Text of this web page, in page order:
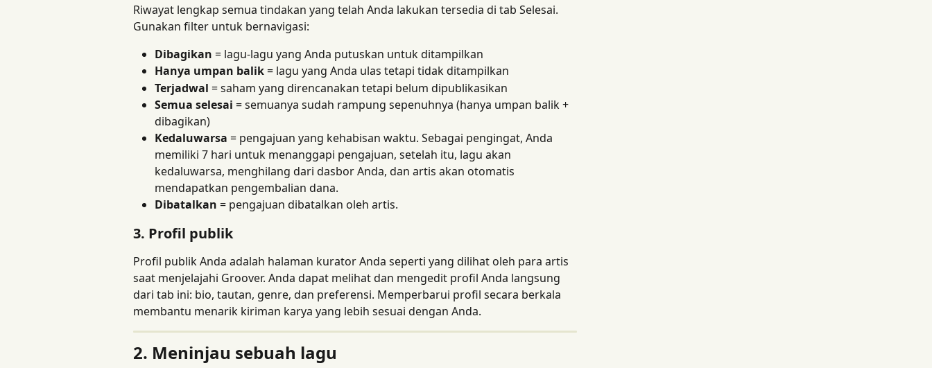
Riwayat lengkap semua tindakan yang telah Anda lakukan tersedia di tab Selesai.
Gunakan filter untuk bernavigasi:
Dibagikan = lagu-lagu yang Anda putuskan untuk ditampilkan
Hanya umpan balik = lagu yang Anda ulas tetapi tidak ditampilkan
Terjadwal = saham yang direncanakan tetapi belum dipublikasikan
Semua selesai = semuanya sudah rampung sepenuhnya (hanya umpan balik +
dibagikan)
Kedaluwarsa = pengajuan yang kehabisan waktu. Sebagai pengingat, Anda
memiliki 7 hari untuk menanggapi pengajuan, setelah itu, lagu akan
kedaluwarsa, menghilang dari dasbor Anda, dan artis akan otomatis
mendapatkan pengembalian dana.
Dibatalkan = pengajuan dibatalkan oleh artis.
3. Profil publik
Profil publik Anda adalah halaman kurator Anda seperti yang dilihat oleh para artis
saat menjelajahi Groover. Anda dapat melihat dan mengedit profil Anda langsung
dari tab ini: bio, tautan, genre, dan preferensi. Memperbarui profil secara berkala
membantu menarik kiriman karya yang lebih sesuai dengan Anda.
2. Meninjau sebuah lagu